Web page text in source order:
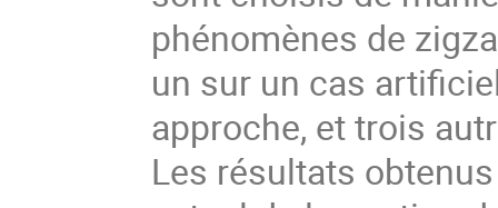
phénomènes de
un sur un cas
approche, et trois
Les résultats